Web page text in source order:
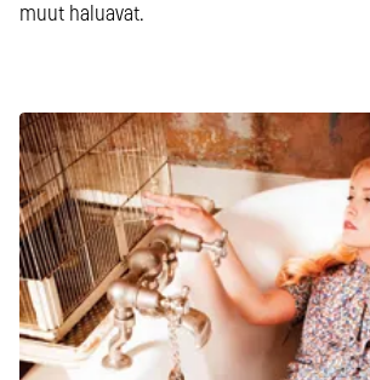
muut haluavat.